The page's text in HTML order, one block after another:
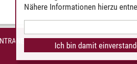
INTRANET IMPRESSUM DATENSCHUTZ
Nähere Informationen hierzu
Ich bin damit